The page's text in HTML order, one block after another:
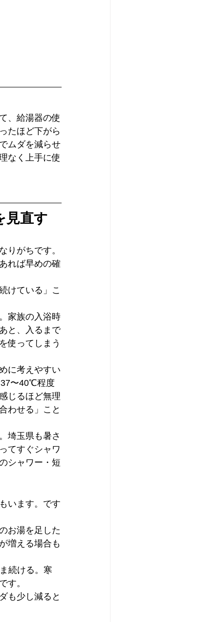
、給湯器の使
たほど下がら
ムダを減らせ
なく上手に使
見直す
りがちです。
れば早めの確
けている」こ
家族の入浴時
と、入るまで
使ってしまう
に考えやすい
〜40℃程度
じるほど無理
わせる」こと
埼玉県も暑さ
てすぐシャワ
シャワー・短
います。です
お湯を足した
増える場合も
続ける。寒
す。
も少し減ると